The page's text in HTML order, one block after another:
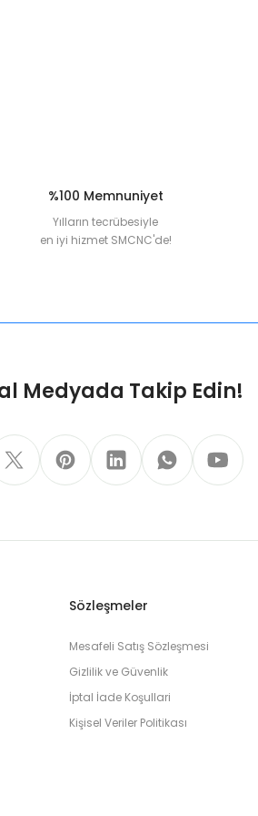
%100 Memnuniyet
Yılların tecrübesiyle
en iyi hizmet SMCNC'de!
Medyada Takip Edin!
Sözleşmeler
Mesafeli Satış Sözleşmesi
Gizlilik ve Güvenlik
İptal İade Koşullari
Kişisel Veriler Politikası